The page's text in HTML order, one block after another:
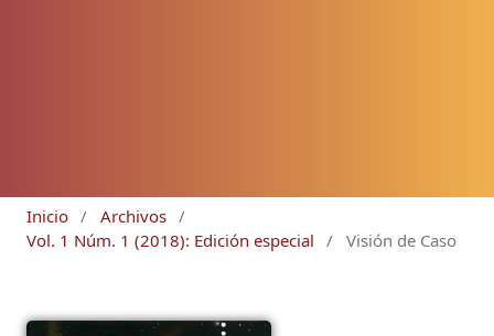
Inicio / Archivos /
Vol. 1 Núm. 1 (2018): Edición especial
/ Visión de Caso